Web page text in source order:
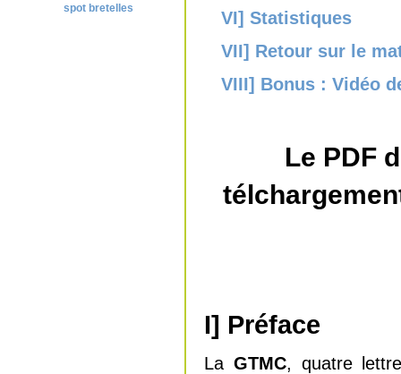
spot bretelles
VI] Statistiques
VII] Retour sur le
VIII] Bonus : Vidéo
Le PDF
I] Préface
La GTMC, quatre